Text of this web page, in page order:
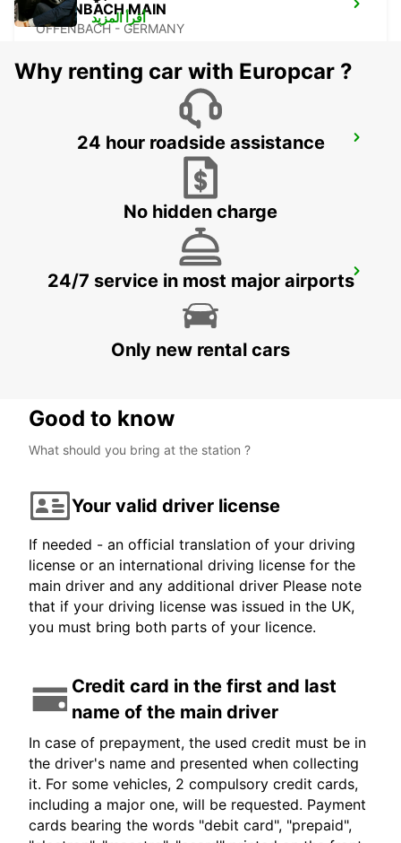
OFFENBACH MAIN
OFFENBACH - GERMANY
FRANKFURT 24H OPEN EAST -IKC-
FRANKFURT AM MAIN - GERMANY
DARMSTADT
أقرأ المزيد
Why renting car with Europcar ?
24 hour roadside assistance
No hidden charge
24/7 service in most major airports
Only new rental cars
Good to know
What should you bring at the station ?
Your valid driver license
If needed - an official translation of your driving
license or an international driving license for the
main driver and any additional driver Please note
that if your driving license was issued in the UK,
you must bring both parts of your licence.
Credit card in the first and last
name of the main driver
In case of prepayment, the used credit must be in
the driver's name and presented when collecting
it. For some vehicles, 2 compulsory credit cards,
including a major one, will be requested. Payment
cards bearing the words "debit card", "prepaid",